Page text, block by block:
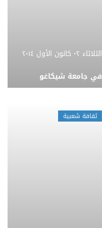
الثلاثاء ٠٢ كانون الأول ٢٠١٤
في جامعة شيكاغو
ثقافة شعبية